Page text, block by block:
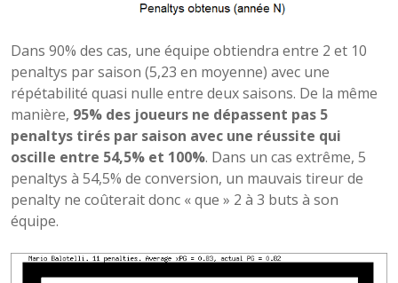
Dans 90% des cas, une équipe obtiendra entre 2 et 10
penaltys par saison (5,23 en moyenne) avec une
répétabilité quasi nulle entre deux saisons. De la même
manière, 95% des joueurs ne dépassent pas 5
penaltys tirés par saison avec une réussite qui
oscille entre 54,5% et 100%. Dans un cas extrême, 5
penaltys à 54,5% de conversion, un mauvais tireur de
penalty ne coûterait donc « que » 2 à 3 buts à son
équipe.